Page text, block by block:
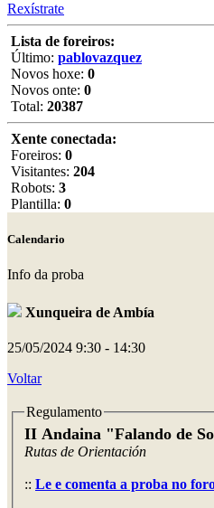
Rexístrate
Lista de foreiros:
Último: pablovazquez
Novos hoxe: 0
Novos onte: 0
Total: 20387
Xente conectada:
Foreiros: 0
Visitantes: 204
Robots: 3
Plantilla: 0
Calendario
Info da proba
Xunqueira de Ambía
25/05/2024 9:30 - 14:30
Voltar
Regulamento
II Andaina "Falando de
Rutas de Orientación
:: Le e comenta a proba no